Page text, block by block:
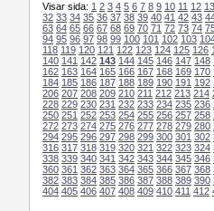
Visar sida: 1 2 3 4 5 6 7 8 9 10 11 12 13
32 33 34 35 36 37 38 39 40 41 42 43
63 64 65 66 67 68 69 70 71 72 73 74
94 95 96 97 98 99 100 101 102 103
118 119 120 121 122 123 124 125 126
140 141 142 143 144 145 146 147 148
162 163 164 165 166 167 168 169 170
184 185 186 187 188 189 190 191 192
206 207 208 209 210 211 212 213 214
228 229 230 231 232 233 234 235 236
250 251 252 253 254 255 256 257 258
272 273 274 275 276 277 278 279 280
294 295 296 297 298 299 300 301 302
316 317 318 319 320 321 322 323 324
338 339 340 341 342 343 344 345 346
360 361 362 363 364 365 366 367 368
382 383 384 385 386 387 388 389 390
404 405 406 407 408 409 410 411 412